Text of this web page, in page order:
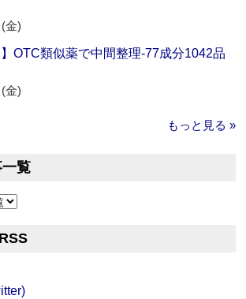
金)
】OTC類似薬で中間整理‐77成分1042品
金)
もっと見る »
覧